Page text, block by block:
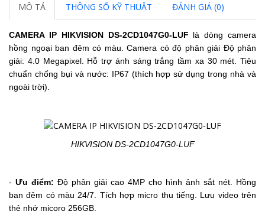
MÔ TẢ THÔNG SỐ KỸ THUẬT ĐÁNH GIÁ (0)
CAMERA IP HIKVISION DS-2CD1047G0-LUF là dòng camera
hồng ngoại ban đêm có màu. Camera có độ phân giải Độ phân
giải: 4.0 Megapixel. Hỗ trợ ánh sáng trắng tầm xa 30 mét. Tiêu
chuẩn chống bụi và nước: IP67 (thích hợp sử dụng trong nhà và
ngoài trời).
HIKVISION DS-2CD1047G0-LUF
- Ưu điểm: Độ phân giải cao 4MP cho hình ảnh sắt nét. Hồng
ban đêm có màu 24/7. Tích hợp micro thu tiếng. Lưu video trên
thẻ nhớ micoro 256GB.